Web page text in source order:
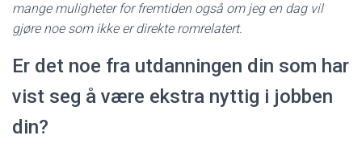
mange muligheter for fremtiden også om jeg en dag vil
gjøre noe som ikke er direkte romrelatert.
Er det noe fra utdanningen din som har
vist seg å være ekstra nyttig i jobben
din?